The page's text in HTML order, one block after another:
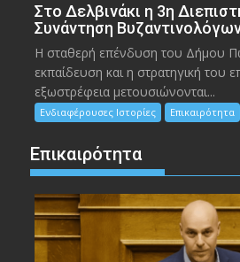
Στο Δελβινάκι η 3η
Συνάντηση
Η σταθερή επένδυση του Δήμου
εκπαίδευση και η στρατηγική του
εξωστρέφεια μετουσιώνονται...
Ενδιαφέρουσες Ιστορίες Επικαιρότητα
Επικαιρότητα